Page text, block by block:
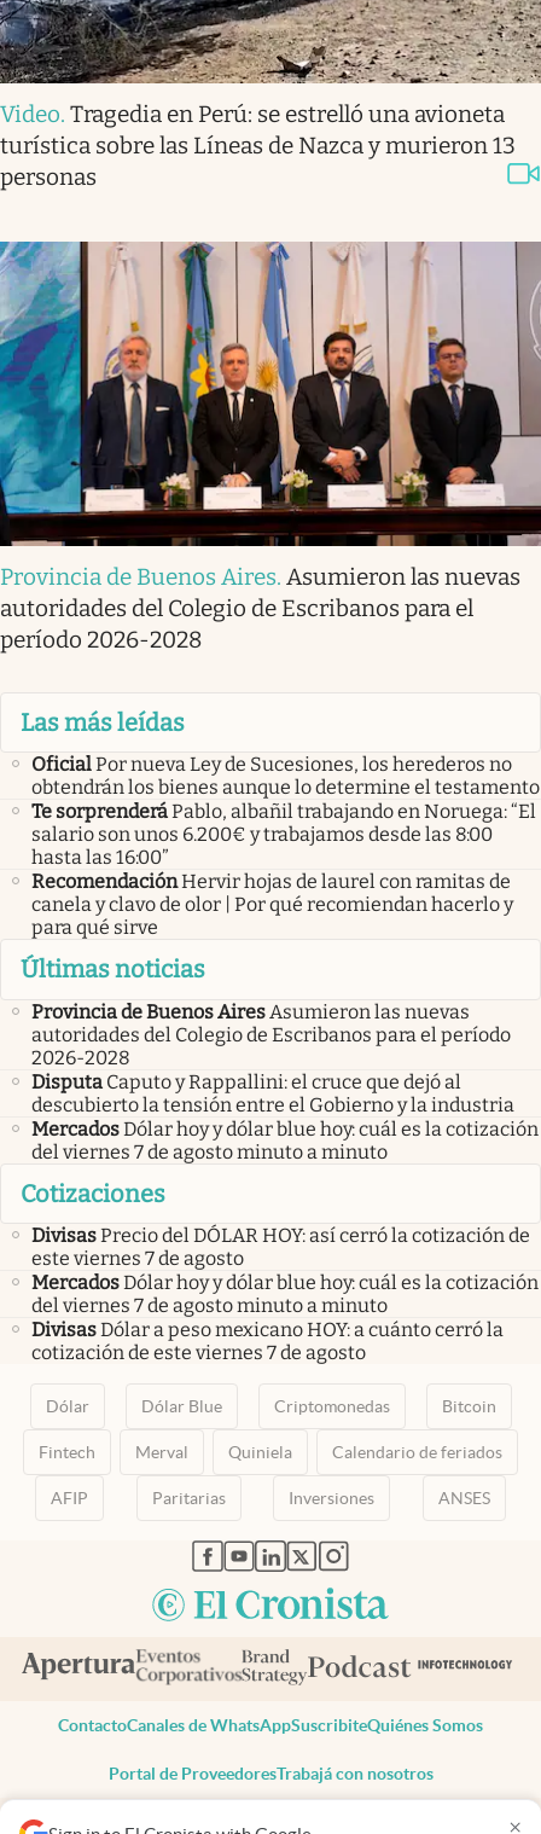
×
Video. Tragedia en Perú: se estrelló una avioneta
turística sobre las Líneas de Nazca y murieron 13
personas
Provincia de Buenos Aires. Asumieron las nuevas
autoridades del Colegio de Escribanos para el
período 2026-2028
Las más leídas
OficialPor nueva Ley de Sucesiones, los herederos no
obtendrán los bienes aunque lo determine el testamento
Te sorprenderáPablo, albañil trabajando en Noruega: “El
salario son unos 6.200€ y trabajamos desde las 8:00
hasta las 16:00”
RecomendaciónHervir hojas de laurel con ramitas de
canela y clavo de olor | Por qué recomiendan hacerlo y
para qué sirve
Últimas noticias
Provincia de Buenos Aires Asumieron las nuevas
autoridades del Colegio de Escribanos para el período
2026-2028
Disputa Caputo y Rappallini: el cruce que dejó al
descubierto la tensión entre el Gobierno y la industria
MercadosDólar hoy y dólar blue hoy: cuál es la cotización
del viernes 7 de agosto minuto a minuto
Cotizaciones
DivisasPrecio del DÓLAR HOY: así cerró la cotización de
este viernes 7 de agosto
MercadosDólar hoy y dólar blue hoy: cuál es la cotización
del viernes 7 de agosto minuto a minuto
DivisasDólar a peso mexicano HOY: a cuánto cerró la
cotización de este viernes 7 de agosto
Dólar Dólar Blue Criptomonedas Bitcoin
Fintech Merval Quiniela Calendario de feriados
AFIP Paritarias Inversiones ANSES
abre en nueva pestaña
abre en nueva pestaña
abre en nueva pestaña
abre en nueva pestaña
abre en nueva pestaña
ContactoCanales de WhatsAppSuscribiteQuiénes Somos
Portal de ProveedoresTrabajá con nosotros